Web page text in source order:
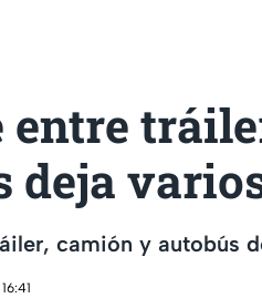
entre
deja
camión y autobús